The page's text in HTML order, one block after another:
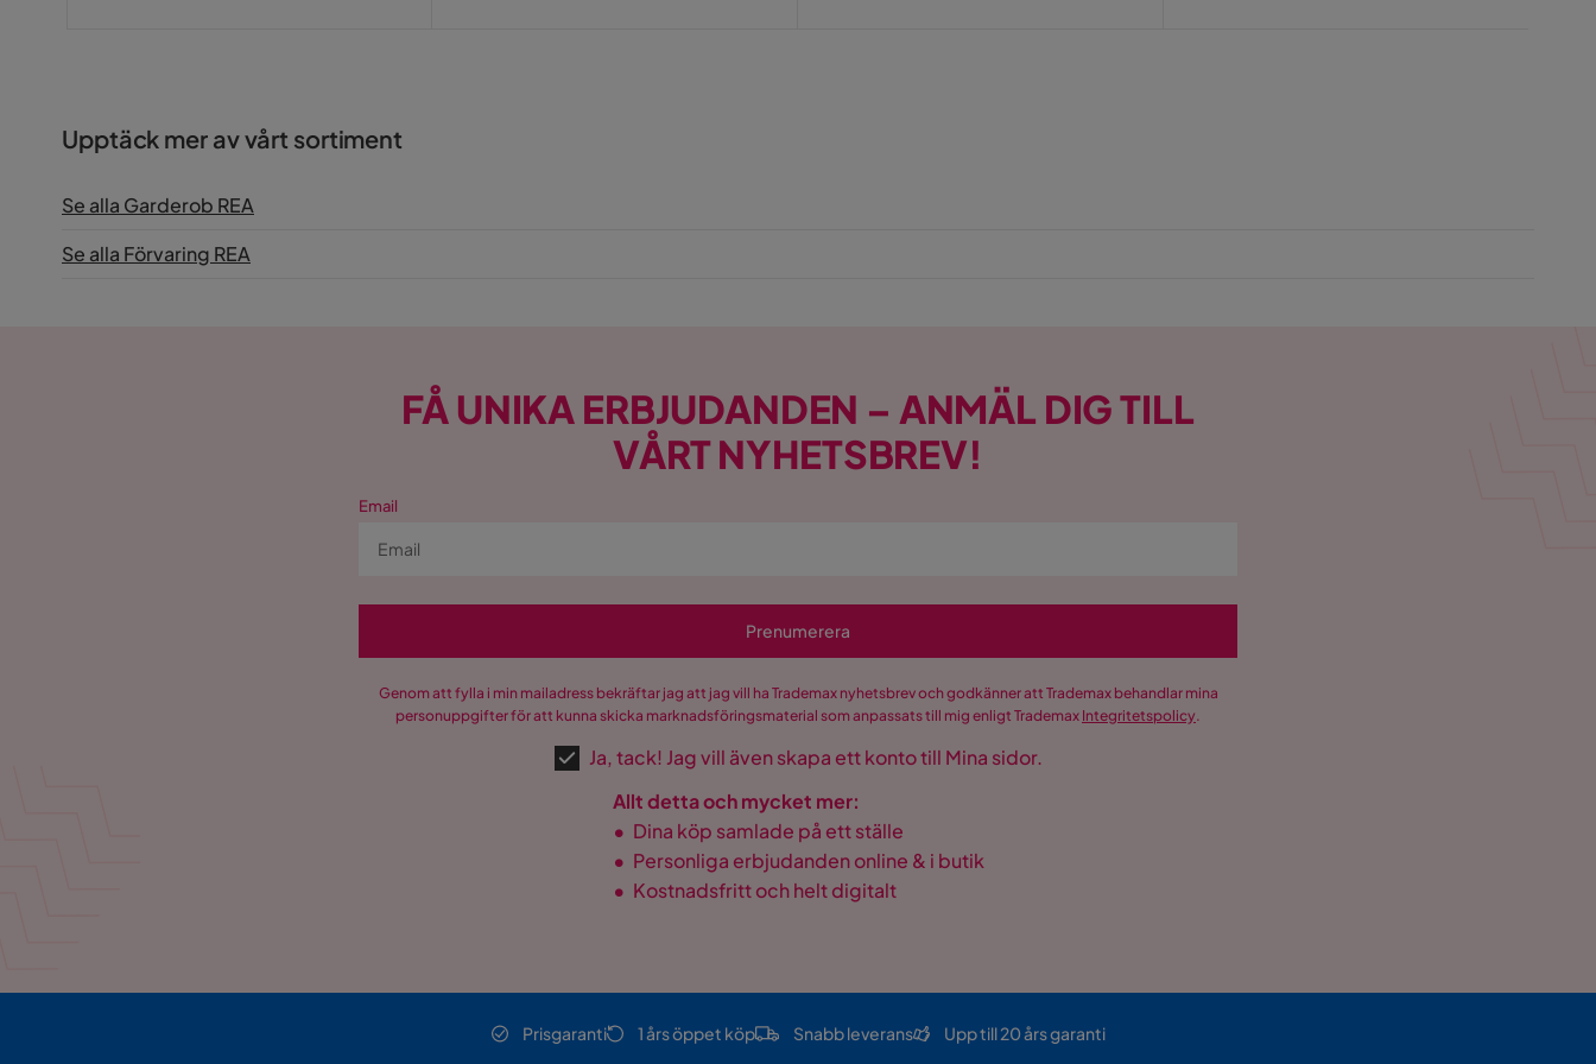
Upptäck mer av vårt sortiment
Se alla Garderob REA
Se alla Förvaring REA
FÅ UNIKA ERBJUDANDEN – ANMÄL DIG TILL
VÅRT NYHETSBREV!
Email
Prenumerera
Genom att fylla i min mailadress bekräftar jag att jag vill ha Trademax nyhetsbrev och godkänner att Trademax behandlar mina
personuppgifter för att kunna skicka marknadsföringsmaterial som anpassats till mig enligt Trademax Integritetspolicy.
Ja, tack! Jag vill även skapa ett konto till Mina sidor.
Allt detta och mycket mer:
• Dina köp samlade på ett ställe
• Personliga erbjudanden online & i butik
• Kostnadsfritt och helt digitalt
Prisgaranti 1 års öppet köp Snabb leverans Upp till 20 års garanti